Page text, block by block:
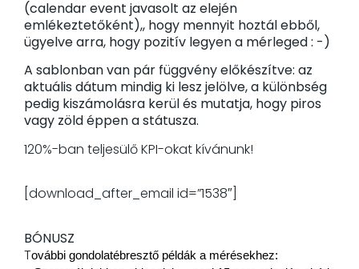
(calendar event javasolt az elején
emlékeztetőként),, hogy mennyit hoztál ebből,
ügyelve arra, hogy pozitív legyen a mérleged : -)
A sablonban van pár függvény előkészítve: az
aktuális dátum mindig ki lesz jelölve, a különbség
pedig kiszámolásra kerül és mutatja, hogy piros
vagy zöld éppen a státusza.
120%-ban teljesülő KPI-okat kívánunk!
[download_after_email id=”1538″]
BÓNUSZ
T